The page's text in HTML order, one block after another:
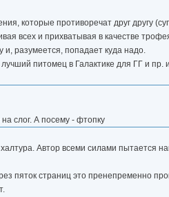
которые противоречат друг другу
всех и прихватывая в качестве
и, разумеется, попадает куда надо.
питомец в Галактике для ГГ и пр.
слог. А посему - фтопку
Автор всеми силами пытается
пяток страниц это пренепременно